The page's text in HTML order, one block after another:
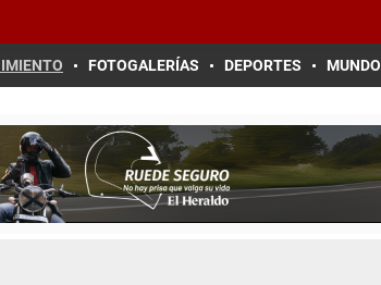
FOTOGALERÍAS DEPORTES MUNDO